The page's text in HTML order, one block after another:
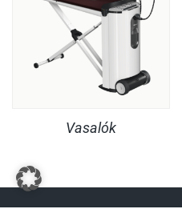
Vasalók